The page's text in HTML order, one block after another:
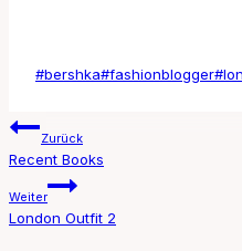
Schlagworte:
#bershka#fashionblogger#
Zurück
Recent Books
Weiter
London Outfit 2